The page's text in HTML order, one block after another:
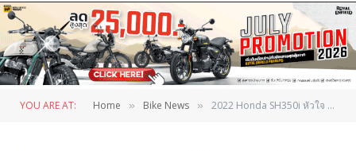
YOU ARE AT: Home » Bike News » 2022 Honda SH350i หัวใจ Forza! กับแม่บ้าน พรีเมี่ยมสำหรับคนชอบซิ่ง EICMA2022